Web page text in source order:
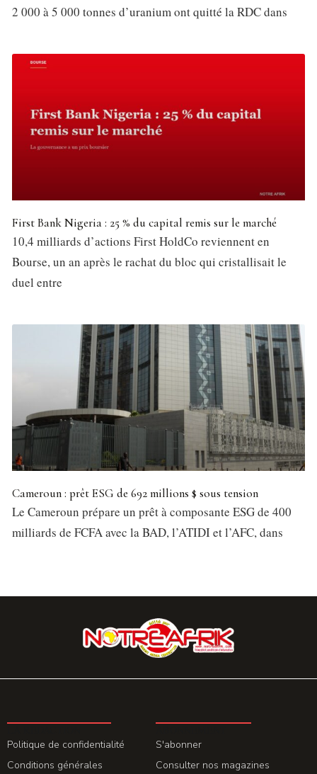
2 000 à 5 000 tonnes d’uranium ont quitté la RDC dans
First Bank Nigeria : 25 % du capital remis sur le marché
10,4 milliards d’actions First HoldCo reviennent en
Bourse, un an après le rachat du bloc qui cristallisait le
duel entre
Cameroun : prêt ESG de 692 millions $ sous tension
Le Cameroun prépare un prêt à composante ESG de 400
milliards de FCFA avec la BAD, l’ATIDI et l’AFC, dans
Politique de confidentialité
Conditions générales
S'abonner
Consulter nos magazines